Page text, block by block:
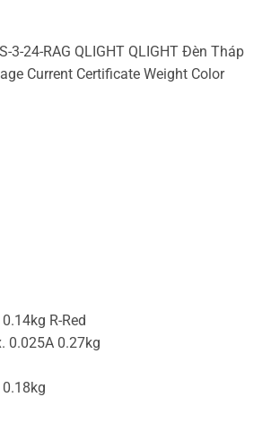
3-24-RAG QLIGHT QLIGHT Đèn Tháp
Current Certificate Weight Color
R-Red
0.025A 0.27kg